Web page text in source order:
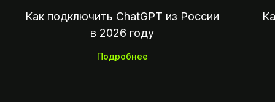
Как подключить ChatGPT из России
в 2026 году
Подробнее